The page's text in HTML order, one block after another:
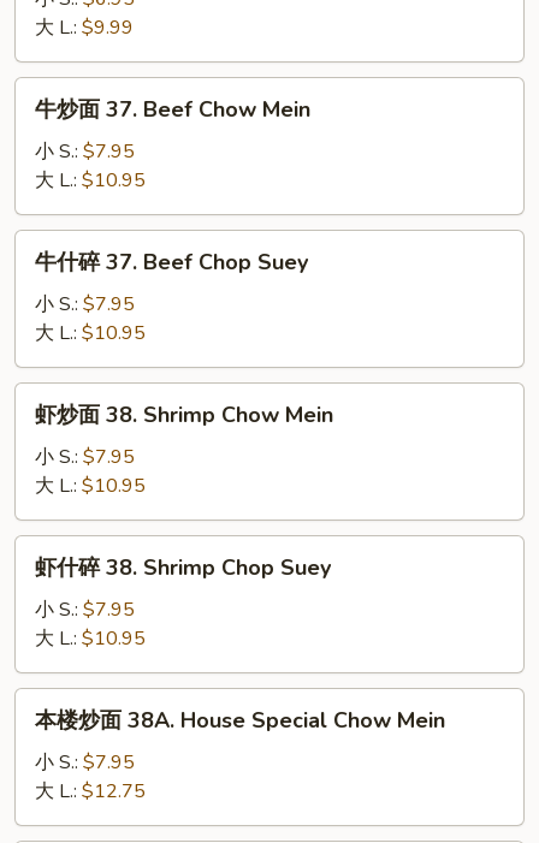
36.
Chicken
Chop
Suey
大 L.: $9.99
牛
37.
Beef
Chow
Mein
牛炒面 37. Beef Chow Mein
小 S.: $7.95
大 L.: $10.95
牛
37.
Beef
Chop
Suey
牛什碎 37. Beef Chop Suey
小 S.: $7.95
大 L.: $10.95
虾
38.
Shrimp
Chow
Mein
虾炒面 38. Shrimp Chow Mein
小 S.: $7.95
大 L.: $10.95
虾
38.
Shrimp
Chop
Suey
虾什碎 38. Shrimp Chop Suey
小 S.: $7.95
大 L.: $10.95
本
38A.
本楼炒面 38A. House Special Chow Mein
小 S.: $7.95
大 L.: $12.75